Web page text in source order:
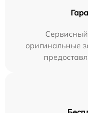
оригинальные